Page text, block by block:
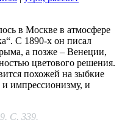
в Москве в атмосфере
С 1890-х он писал
а позже – Венеции,
цветового решения.
похожей на зыбкие
импрессионизму, и
С. 339.